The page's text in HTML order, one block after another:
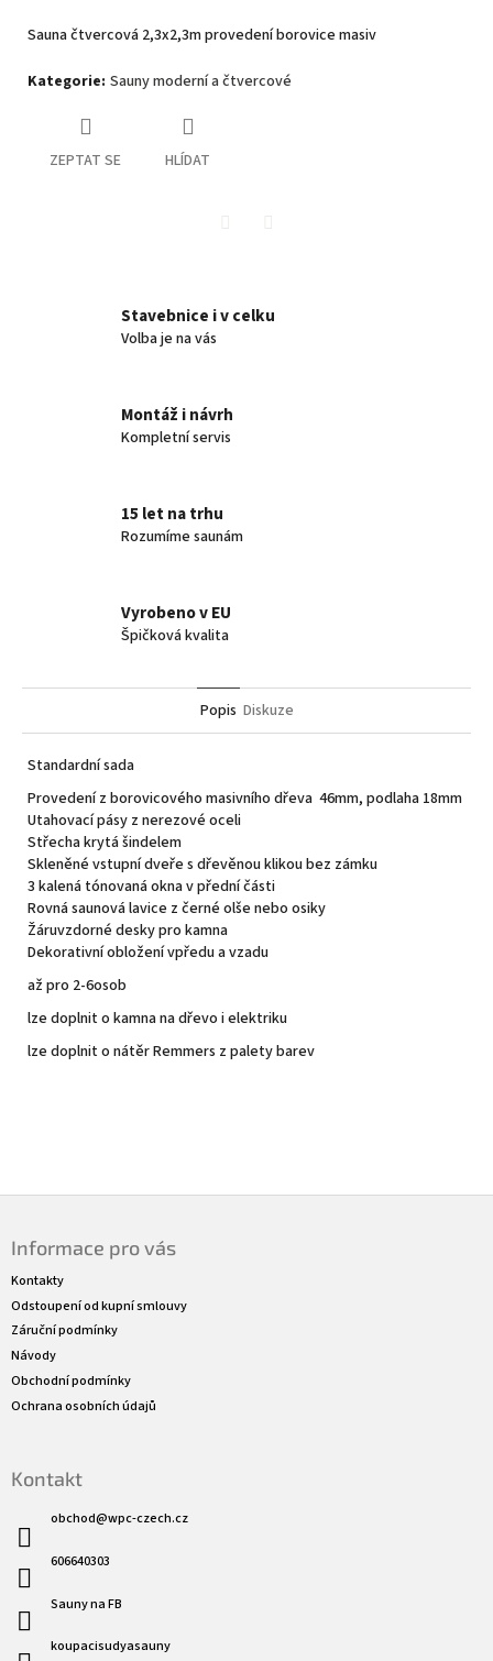
Sauna čtvercová 2,3x2,3m provedení borovice masiv
Kategorie: Sauny moderní a čtvercové
ZEPTAT SE HLÍDAT
Stavebnice i v celku
Volba je na vás
Montáž i návrh
Kompletní servis
15 let na trhu
Rozumíme saunám
Vyrobeno v EU
Špičková kvalita
Popis Diskuze
Standardní sada
Provedení z borovicového masivního dřeva 46mm, podlaha 18mm
Utahovací pásy z nerezové oceli
Střecha krytá šindelem
Skleněné vstupní dveře s dřevěnou klikou bez zámku
3 kalená tónovaná okna v přední části
Rovná saunová lavice z černé olše nebo osiky
Žáruvzdorné desky pro kamna
Dekorativní obložení vpředu a vzadu
až pro 2-6osob
lze doplnit o kamna na dřevo i elektriku
lze doplnit o nátěr Remmers z palety barev
Informace pro vás
Kontakty
Odstoupení od kupní smlouvy
Záruční podmínky
Návody
Obchodní podmínky
Ochrana osobních údajů
Kontakt
obchod@wpc-czech.cz
606640303
Sauny na FB
koupacisudyasauny